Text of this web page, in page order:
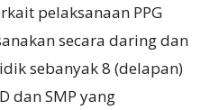
pelaksanaan PPG
secara daring dan
sebanyak 8 (delapan)
dan SMP yang